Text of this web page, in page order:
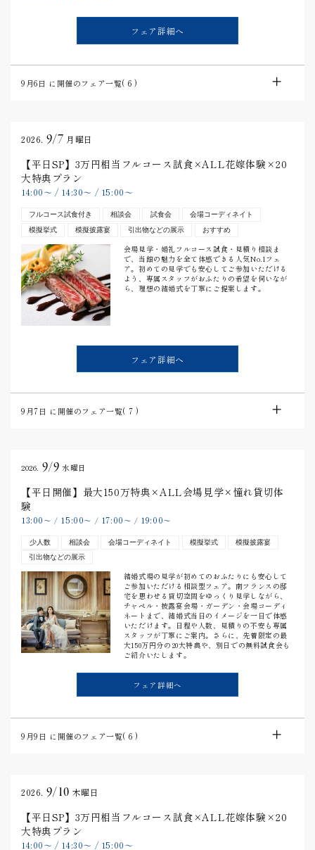
フェア詳細へ
9月6日 に開催のフェア一覧( 6 )
2026. 9/7 月曜日
【平日SP】3万円相当フルコース試食×ALL花嫁体験×20
大特典プラン
14:00〜 / 14:30〜 / 15:00〜
フルコース試食付き 相談会 試食会
会場コーディネイト
模擬挙式
模擬披露宴 引出物などの展示 おすすめ
会場見学・婚礼フルコース試食・見積り相談ま
で、当館の魅力を全て体感できる人気No.1フェ
ア。初めての見学でも安心してご参加いただける
よう、専属スタッフがおふたりの希望を伺いなが
ら、理想の結婚式を丁寧にご提案します。
フェア詳細へ
9月7日 に開催のフェア一覧( 7 )
2026. 9/9 水曜日
【平日開催】最大150万特典×ALL会場見学×憧れ貸切体
験
13:00 〜/ 15:00〜 / 17:00 〜/ 19:00〜
少人数 相談会 会場コーディネイト 模擬挙式
模擬披露宴
引出物などの展示
結婚式場の見学が初めてのおふたりにも安心して
ご参加いただける相談型フェア。南フランスの邸
宅を思わせる貸切空間をゆっくり見学しながら、
チャペル・披露宴会場・ガーデン・会場コーディ
ネートまで、結婚式当日のイメージを一日で体感
いただけます。日程や人数、見積りの不安も専属
スタッフが丁寧にご案内。さらに、先着限定の最
大150万円分の20大特典や、別日での無料試食会も
ご紹介いたします。
フェア詳細へ
9月9日 に開催のフェア一覧( 6 )
2026. 9/10 木曜日
【平日SP】3万円相当フルコース試食×ALL花嫁体験×20
大特典プラン
14:00〜 / 14:30〜 / 15:00〜